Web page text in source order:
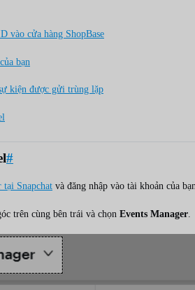
vào cửa hàng ShopBase
bạn
kiện được gửi trùng lặp
#
tại Snapchat và đăng nhập vào tài khoản của
trên cùng bên trái và chọn Events Manager